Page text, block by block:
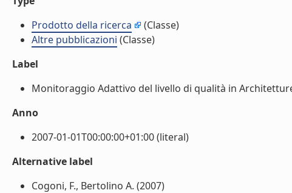
Prodotto della ricerca
(Classe)
Altre pubblicazioni (Classe)
Label
Monitoraggio Adattivo del livello di qualità in
Anno
2007-01-01T00:00:00+01:00 (literal)
Alternative label
Cogoni, F., Bertolino A. (2007)